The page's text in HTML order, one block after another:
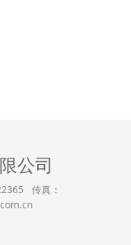
公司
传真：